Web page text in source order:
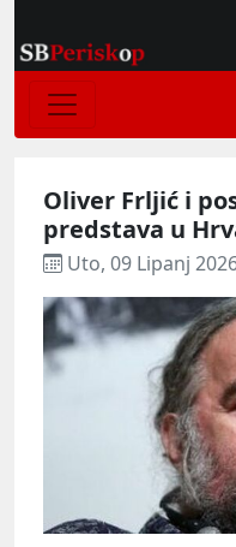
Oliver Frljić i
predstava u
Uto, 09 Lipanj